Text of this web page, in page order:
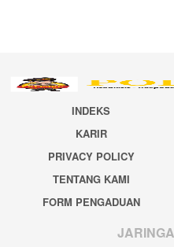
INDEKS
KARIR
PRIVACY POLICY
TENTANG KAMI
FORM PENGADUAN